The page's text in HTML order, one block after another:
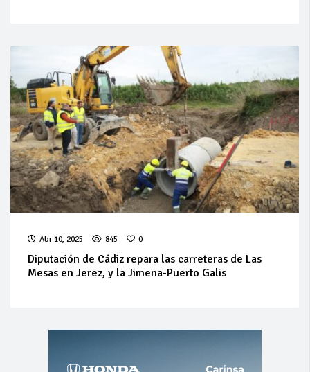
Abr 10, 2025 845 0
Diputación de Cádiz repara las carreteras de Las
Mesas en Jerez, y la Jimena-Puerto Galis